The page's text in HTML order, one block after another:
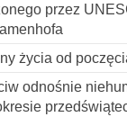
przez
życia od
odnośnie